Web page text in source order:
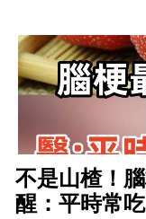
不是山楂！
醒：平時常